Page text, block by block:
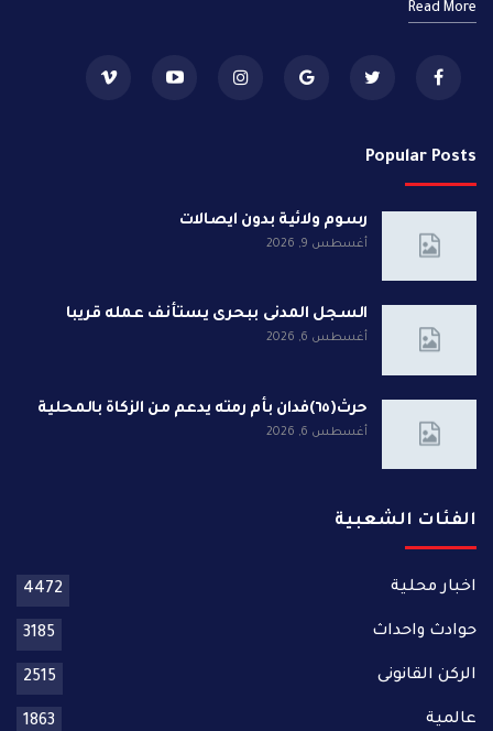
Read More
Popular Posts
رسوم ولائية بدون ايصالات
أغسطس 9, 2026
السجل المدنى ببحرى يستأنف عمله قريبا
أغسطس 6, 2026
حرث(٦٥)فدان بأم رمته يدعم من الزكاة بالمحلية
أغسطس 6, 2026
الفئات الشعبية
اخبار محلية 4472
حوادث واحداث 3185
الركن القانونى 2515
عالمية 1863